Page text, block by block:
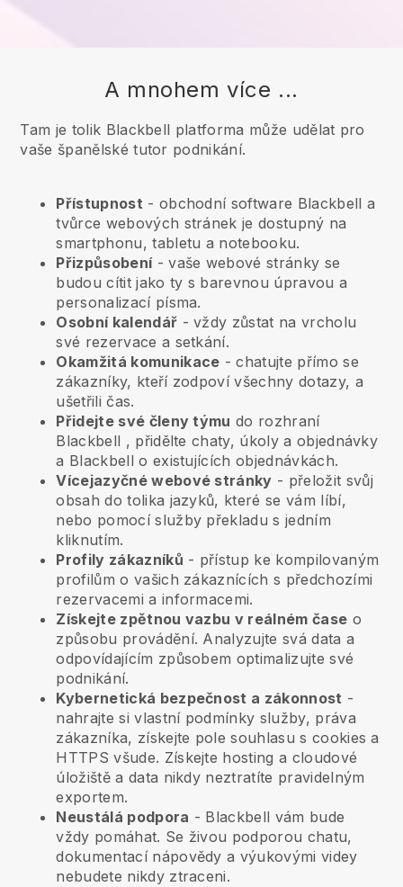
A mnohem více ...
Tam je tolik Blackbell platforma může udělat pro
vaše španělské tutor podnikání.
Přístupnost - obchodní software Blackbell a
tvůrce webových stránek je dostupný na
smartphonu, tabletu a notebooku.
Přizpůsobení- vaše webové stránky se
budou cítit jako ty s barevnou úpravou a
personalizací písma.
Osobní kalendář - vždy zůstat na vrcholu
své rezervace a setkání.
Okamžitá komunikace - chatujte přímo se
zákazníky, kteří zodpoví všechny dotazy, a
ušetřili čas.
Přidejte své členy týmu do rozhraní
Blackbell , přidělte chaty, úkoly a objednávky
a Blackbell o existujících objednávkách.
Vícejazyčné webové stránky - přeložit svůj
obsah do tolika jazyků, které se vám líbí,
nebo pomocí služby překladu s jedním
kliknutím.
Profily zákazníků - přístup ke kompilovaným
profilům o vašich zákaznících s předchozími
rezervacemi a informacemi.
Získejte zpětnou vazbu v reálném čase o
způsobu provádění. Analyzujte svá data a
odpovídajícím způsobem optimalizujte své
podnikání.
Kybernetická bezpečnost a zákonnost -
nahrajte si vlastní podmínky služby, práva
zákazníka, získejte pole souhlasu s cookies a
HTTPS všude. Získejte hosting a cloudové
úložiště a data nikdy neztratíte pravidelným
exportem.
Neustálá podpora - Blackbell vám bude
vždy pomáhat. Se živou podporou chatu,
dokumentací nápovědy a výukovými videy
nebudete nikdy ztraceni.